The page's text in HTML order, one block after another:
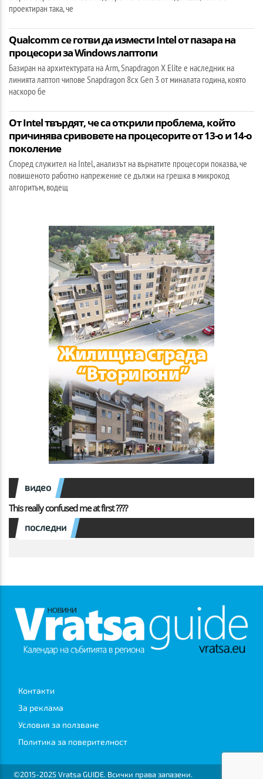
проектиран така, че
Qualcomm се готви да измести Intel от пазара на
процесори за Windows лаптопи
Базиран на архитектурата на Arm, Snapdragon X Elite е наследник на
линията лаптоп чипове Snapdragon 8cx Gen 3 от миналата година, която
наскоро бе
От Intel твърдят, че са открили проблема, който
причинява сривовете на процесорите от 13-о и 14-о
поколение
Според служител на Intel, анализът на върнатите процесори показва, че
повишеното работно напрежение се дължи на грешка в микрокод
алгоритъм, водещ
видео
This really confused me at first ????
последни
Контакти
За реклама
Условия за ползване
Политика за поверителност
©2015-2025 Vratsa GUIDE. Всички права запазени.